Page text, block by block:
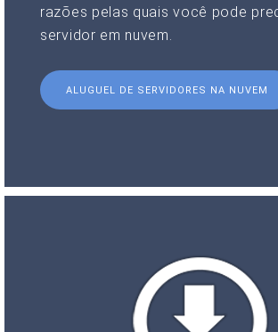
razões pelas quais você pode
servidor em nuvem.
ALUGUEL DE SERVIDORES NA NUVEM